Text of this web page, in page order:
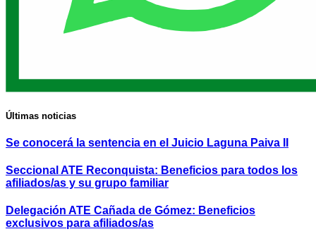
Últimas noticias
Se conocerá la sentencia en el Juicio Laguna Paiva II
Seccional ATE Reconquista: Beneficios para todos los
afiliados/as y su grupo familiar
Delegación ATE Cañada de Gómez: Beneficios
exclusivos para afiliados/as